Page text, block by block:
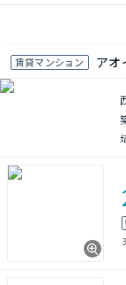
賃貸マンション アオ